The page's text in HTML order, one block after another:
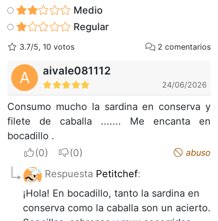
Medio
Regular
3.7/5, 10 votos 2 comentarios
A aivale081112
24/06/2026
Consumo mucho la sardina en conserva y
filete de caballa ....... Me encanta en
bocadillo .
I apreciateI do not appreciate abuso
Respuesta Petitchef:
¡Hola! En bocadillo, tanto la sardina en
conserva como la caballa son un acierto.